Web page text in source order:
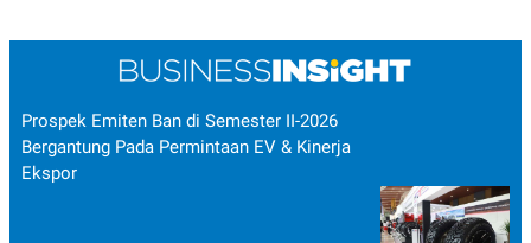
Prospek Emiten Ban di Semester II-2026
Bergantung Pada Permintaan EV & Kinerja
Ekspor